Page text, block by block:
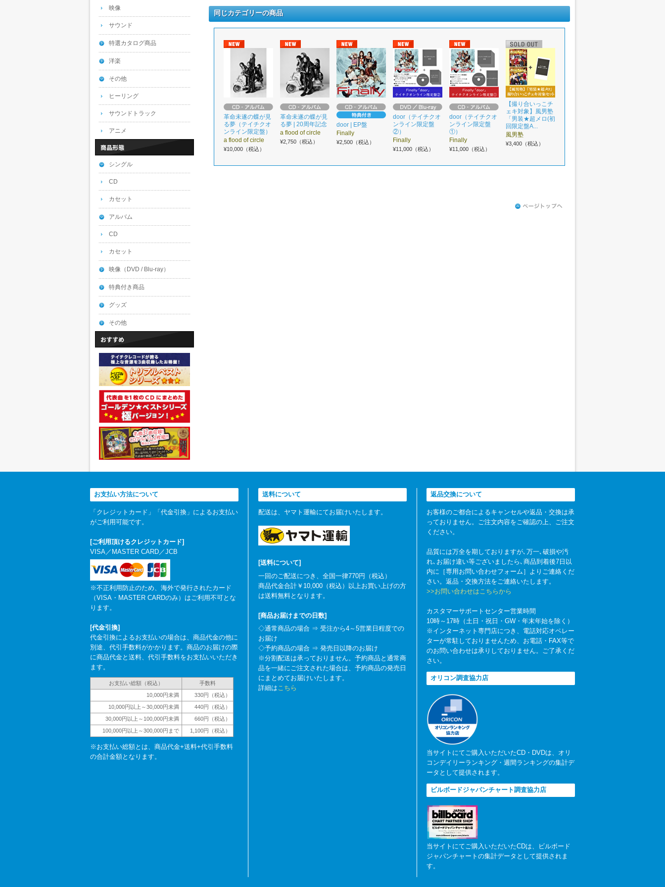
同じカテゴリーの商品
革命未遂の蝶が見
る夢（テイチクオ
ンライン限定盤）
a flood of circle
¥10,000（税込）
革命未遂の蝶が見
る夢 | 20周年記念
a flood of circle
¥2,750（税込）
door | EP盤
Finally
¥2,500（税込）
door（テイチクオ
ンライン限定盤
②）
Finally
¥11,000（税込）
door（テイチクオ
ンライン限定盤
①）
Finally
¥11,000（税込）
【撮り合いっこチ
ェキ対象】風男塾
「男装★超メロ(初
回限定盤A...
風男塾
¥3,400（税込）
映像
サウンド
特選カタログ商品
洋楽
その他
ヒーリング
サウンドトラック
アニメ
シングル
CD
カセット
アルバム
CD
カセット
映像（DVD / Blu-ray）
特典付き商品
グッズ
その他
お支払い方法について
「クレジットカード」「代金引換」によるお支払い
がご利用可能です。
[ご利用頂けるクレジットカード]
VISA／MASTER CARD／JCB
※不正利用防止のため、海外で発行されたカード
（VISA・MASTER CARDのみ）はご利用不可とな
ります。
[代金引換]
代金引換によるお支払いの場合は、商品代金の他に
別途、代引手数料がかかります。商品のお届けの際
に商品代金と送料、代引手数料をお支払いいただき
ます。
お支払い総額（税込）
手数料
10,000円未満
330円（税込）
10,000円以上～30,000円未満
440円（税込）
30,000円以上～100,000円未満
660円（税込）
100,000円以上～300,000円まで
1,100円（税込）
※お支払い総額とは、商品代金+送料+代引手数料
の合計金額となります。
送料について
配送は、ヤマト運輸にてお届けいたします。
[送料について]
一回のご配送につき、全国一律770円（税込）
商品代金合計￥10,000（税込）以上お買い上げの方
は送料無料となります。
[商品お届けまでの日数]
◇通常商品の場合 ⇒ 受注から4～5営業日程度での
お届け
◇予約商品の場合 ⇒ 発売日以降のお届け
※分割配送は承っておりません。予約商品と通常商
品を一緒にご注文された場合は、予約商品の発売日
にまとめてお届けいたします。
詳細はこちら
返品交換について
お客様のご都合によるキャンセルや返品・交換は承
っておりません。ご注文内容をご確認の上、ご注文
ください。
品質には万全を期しておりますが､万一､破損や汚
れ､お届け違い等ございましたら､商品到着後7日以
内に［専用お問い合わせフォーム］よりご連絡くだ
さい。返品・交換方法をご連絡いたします。
>>お問い合わせはこちらから
カスタマーサポートセンター営業時間
10時～17時（土日・祝日・GW・年末年始を除く）
※インターネット専門店につき、電話対応オペレー
ターが常駐しておりませんため、お電話・FAX等で
のお問い合わせは承りしておりません。ご了承くだ
さい。
オリコン調査協力店
当サイトにてご購入いただいたCD・DVDは、オリ
コンデイリーランキング・週間ランキングの集計デ
ータとして提供されます。
ビルボードジャパンチャート調査協力店
当サイトにてご購入いただいたCDは、ビルボード
ジャパンチャートの集計データとして提供されま
す。